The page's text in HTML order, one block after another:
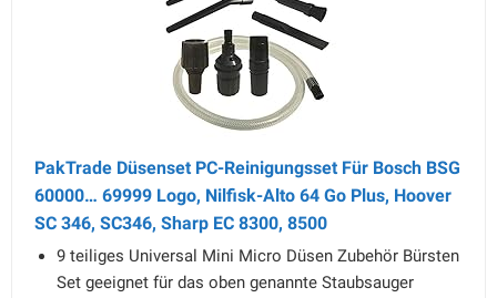
PakTrade Düsenset PC-Reinigungsset Für Bosch BSG
60000… 69999 Logo, Nilfisk-Alto 64 Go Plus, Hoover
SC 346, SC346, Sharp EC 8300, 8500
9 teiliges Universal Mini Micro Düsen Zubehör Bürsten
Set geeignet für das oben genannte Staubsauger